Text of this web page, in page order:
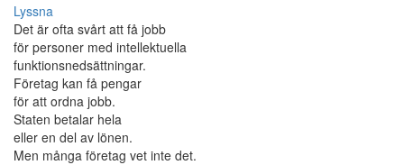
Lyssna
Det är ofta svårt att få jobb
för personer med intellektuella
funktionsnedsättningar.
Företag kan få pengar
för att ordna jobb.
Staten betalar hela
eller en del av lönen.
Men många företag vet inte det.